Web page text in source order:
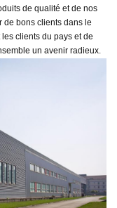
de qualité et de nos
de bons clients dans le
clients du pays et de
un avenir radieux.